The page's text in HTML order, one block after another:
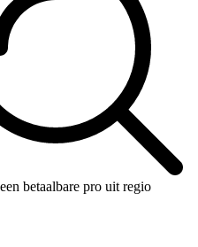
betaalbare pro uit regio